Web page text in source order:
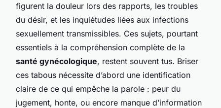
figurent la douleur lors des rapports, les troubles
du désir, et les inquiétudes liées aux infections
sexuellement transmissibles. Ces sujets, pourtant
essentiels à la compréhension complète de la
santé gynécologique, restent souvent tus. Briser
ces tabous nécessite d’abord une identification
claire de ce qui empêche la parole : peur du
jugement, honte, ou encore manque d’information